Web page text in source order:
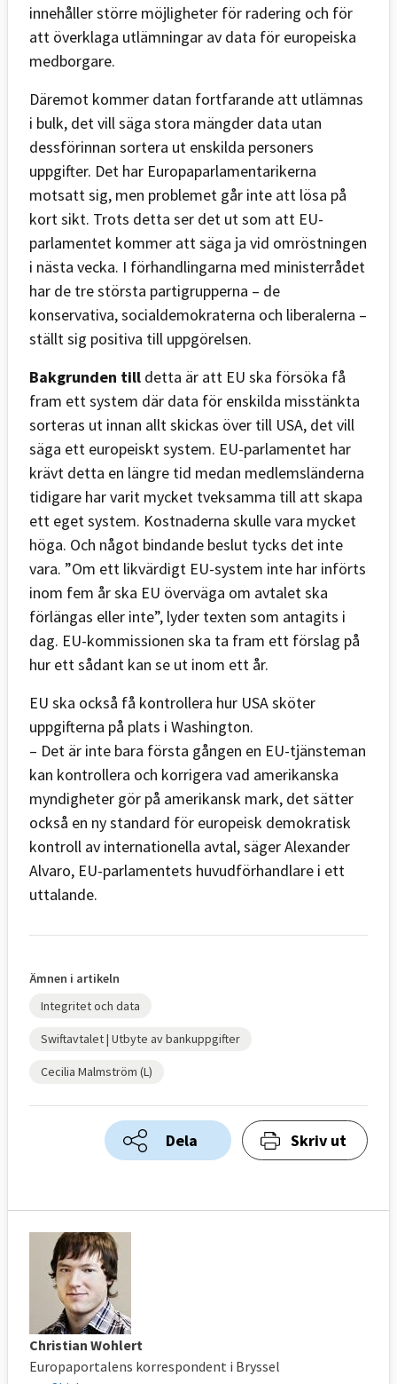
innehåller större möjligheter för radering och för
att överklaga utlämningar av data för europeiska
medborgare.
Däremot kommer datan fortfarande att utlämnas
i bulk, det vill säga stora mängder data utan
dessförinnan sortera ut enskilda personers
uppgifter. Det har Europaparlamentarikerna
motsatt sig, men problemet går inte att lösa på
kort sikt. Trots detta ser det ut som att EU-
parlamentet kommer att säga ja vid omröstningen
i nästa vecka. I förhandlingarna med ministerrådet
har de tre största partigrupperna – de
konservativa, socialdemokraterna och liberalerna –
ställt sig positiva till uppgörelsen.
Bakgrunden till detta är att EU ska försöka få
fram ett system där data för enskilda misstänkta
sorteras ut innan allt skickas över till USA, det vill
säga ett europeiskt system. EU-parlamentet har
krävt detta en längre tid medan medlemsländerna
tidigare har varit mycket tveksamma till att skapa
ett eget system. Kostnaderna skulle vara mycket
höga. Och något bindande beslut tycks det inte
vara. ”Om ett likvärdigt EU-system inte har införts
inom fem år ska EU överväga om avtalet ska
förlängas eller inte”, lyder texten som antagits i
dag. EU-kommissionen ska ta fram ett förslag på
hur ett sådant kan se ut inom ett år.
EU ska också få kontrollera hur USA sköter
uppgifterna på plats i Washington.
– Det är inte bara första gången en EU-tjänsteman
kan kontrollera och korrigera vad amerikanska
myndigheter gör på amerikansk mark, det sätter
också en ny standard för europeisk demokratisk
kontroll av internationella avtal, säger Alexander
Alvaro, EU-parlamentets huvudförhandlare i ett
uttalande.
Ämnen i artikeln
Integritet och data
Swiftavtalet | Utbyte av bankuppgifter
Cecilia Malmström (L)
Dela Skriv ut
Christian Wohlert
Europaportalens korrespondent i Bryssel